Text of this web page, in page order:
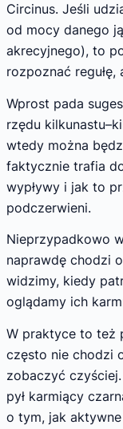
Circinus. Jeśli
od mocy danego
akrecyjnego), to
rozpoznać regułę,
Wprost pada
rzędu
wtedy można
faktycznie trafia
wypływy i jak to
podczerwieni.
Nieprzypadkowo
naprawdę chodzi
widzimy, kiedy
oglądamy ich
W praktyce to też
często nie chodzi
zobaczyć
pył karmiący
o tym, jak